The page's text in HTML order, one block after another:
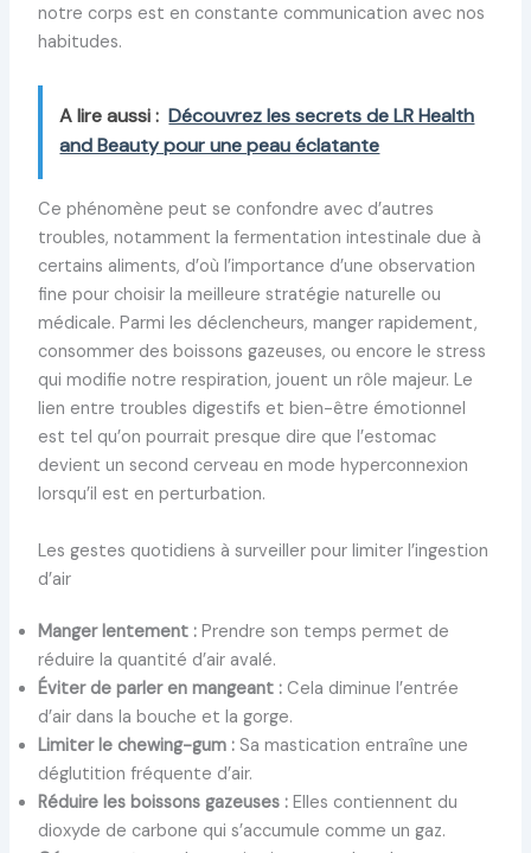
notre corps est en constante communication avec nos
habitudes.
A lire aussi : Découvrez les secrets de LR Health
and Beauty pour une peau éclatante
Ce phénomène peut se confondre avec d’autres
troubles, notamment la fermentation intestinale due à
certains aliments, d’où l’importance d’une observation
fine pour choisir la meilleure stratégie naturelle ou
médicale. Parmi les déclencheurs, manger rapidement,
consommer des boissons gazeuses, ou encore le stress
qui modifie notre respiration, jouent un rôle majeur. Le
lien entre troubles digestifs et bien-être émotionnel
est tel qu’on pourrait presque dire que l’estomac
devient un second cerveau en mode hyperconnexion
lorsqu’il est en perturbation.
Les gestes quotidiens à surveiller pour limiter l’ingestion
d’air
Manger lentement :Prendre son temps permet de
réduire la quantité d’air avalé.
Éviter de parler en mangeant :Cela diminue l’entrée
d’air dans la bouche et la gorge.
Limiter le chewing-gum :Sa mastication entraîne une
déglutition fréquente d’air.
Réduire les boissons gazeuses :Elles contiennent du
dioxyde de carbone qui s’accumule comme un gaz.